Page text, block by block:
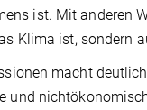
ist. Mit anderen
Klima ist, sondern
macht
und